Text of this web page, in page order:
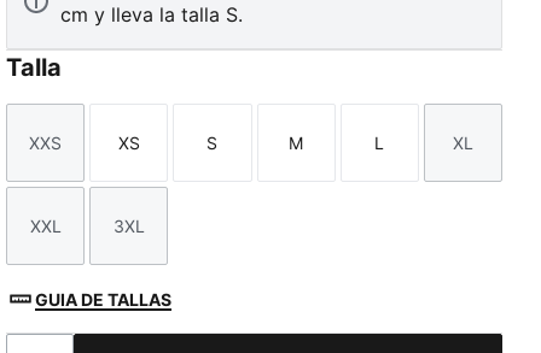
cm y lleva la talla S.
Talla
Talla
XXS
Talla
XS
Talla
S
Talla
M
Talla
L
Talla
XL
Talla
XXL
Talla
3XL
GUIA DE TALLAS